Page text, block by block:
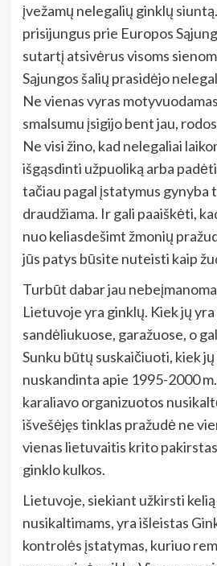
įvežamų nelegalių ginklų
prisijungus prie Europos
sutartį atsivėrus visoms
Sąjungos šalių prasidėjo
Ne vienas vyras
smalsumu įsigijo bent jau,
Ne visi žino, kad nelegaliai
išgąsdinti užpuoliką arba
tačiau pagal įstatymus gynyba
draudžiama. Ir gali paaiškėti,
nuo keliasdešimt žmonių
jūs patys būsite nuteisti kaip
Turbūt dabar jau
Lietuvoje yra ginklų. Kiek jų
sandėliukuose, garažuose, o
Sunku būtų suskaičiuoti, kiek
nuskandinta apie 1995-2000
karaliavo organizuotos
išvešėjęs tinklas pražudė ne
vienas lietuvaitis krito
ginklo kulkos.
Lietuvoje, siekiant užkirsti
nusikaltimams, yra išleistas
kontrolės įstatymas, kuriuo